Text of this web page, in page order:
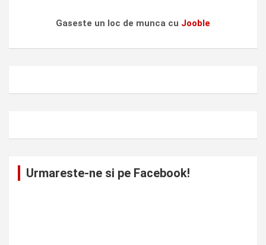
Gaseste un loc de munca cu Jooble
Urmareste-ne si pe Facebook!